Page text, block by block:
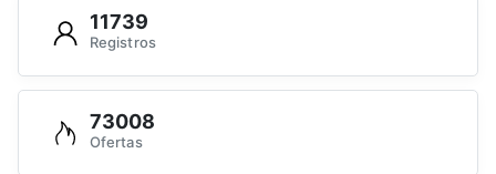
11739
Registros
73008
Ofertas